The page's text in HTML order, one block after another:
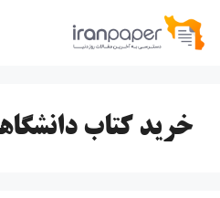
پرش
خرید کتاب